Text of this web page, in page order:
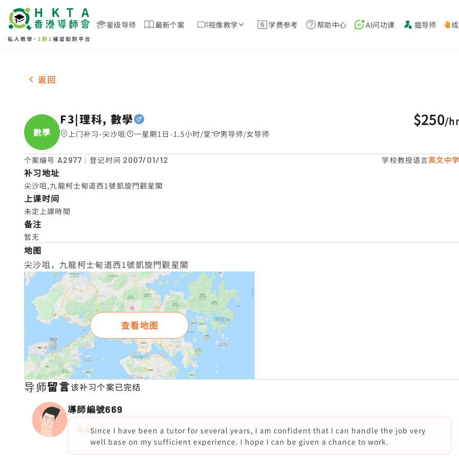
星级导师 最新个案 视像教学 学费参考 帮助中心 AI问功课 揾导师
男-1名 F3|理科, 數學，尖沙咀 补习推介
返回
數學
F3|理科, 數學
上门补习-尖沙咀 一星期1日-1.5小时/堂 男导师/女导师
$250/hr
个案编号 A2977 ｜登记时间 2007/01/12 学校教授语言英文中学
补习地址
尖沙咀,九龍柯士甸道西1號凱旋門觀星閣
上课时间
未定上課時間
备注
暂无
地图
尖沙咀，九龍柯士甸道西1號凱旋門觀星閣
查看地图
导师留言该补习个案已完结
導師編號669
Since I have been a tutor for several years, I am confident that I can handle the job very
well base on my sufficient experience. I hope I can be given a chance to work.